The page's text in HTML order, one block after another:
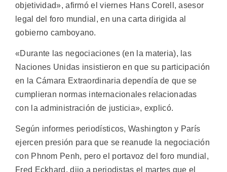
objetividad», afirmó el viernes Hans Corell, asesor
legal del foro mundial, en una carta dirigida al
gobierno camboyano.
«Durante las negociaciones (en la materia), las
Naciones Unidas insistieron en que su participación
en la Cámara Extraordinaria dependía de que se
cumplieran normas internacionales relacionadas
con la administración de justicia», explicó.
Según informes periodísticos, Washington y París
ejercen presión para que se reanude la negociación
con Phnom Penh, pero el portavoz del foro mundial,
Fred Eckhard, dijo a periodistas el martes que el